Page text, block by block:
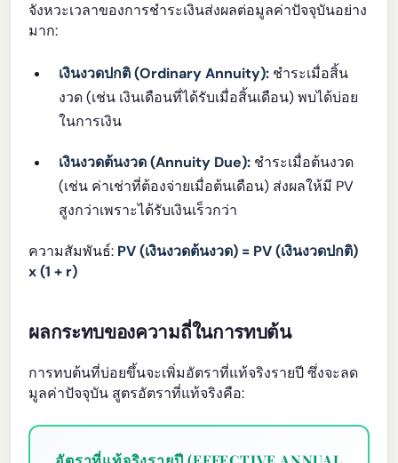
จังหวะเวลาของการชำระเงินส่งผลต่อมูลค่าปัจจุบันอย่าง
มาก:
เงินงวดปกติ (Ordinary Annuity): ชำระเมื่อสิ้น
งวด (เช่น เงินเดือนที่ได้รับเมื่อสิ้นเดือน) พบได้บ่อย
ในการเงิน
เงินงวดต้นงวด (Annuity Due): ชำระเมื่อต้นงวด
(เช่น ค่าเช่าที่ต้องจ่ายเมื่อต้นเดือน) ส่งผลให้มี PV
สูงกว่าเพราะได้รับเงินเร็วกว่า
ความสัมพันธ์: PV (เงินงวดต้นงวด) = PV (เงินงวดปกติ)
x (1 + r)
ผลกระทบของความถี่ในการทบต้น
การทบต้นที่บ่อยขึ้นจะเพิ่มอัตราที่แท้จริงรายปี ซึ่งจะลด
มูลค่าปัจจุบัน สูตรอัตราที่แท้จริงคือ: